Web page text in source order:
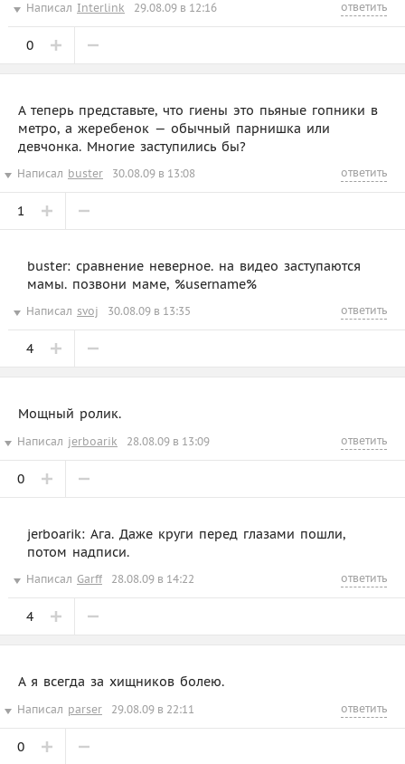
Написал Interlink 29.08.09 в 12:16 ответить
0
А теперь представьте, что гиены это пьяные гопники в
метро, а жеребенок — обычный парнишка или
девчонка. Многие заступились бы?
Написал buster 30.08.09 в 13:08 ответить
1
buster: сравнение неверное. на видео заступаются
мамы. позвони маме, %username%
Написал svoj 30.08.09 в 13:35 ответить
4
Мощный ролик.
Написал jerboarik 28.08.09 в 13:09 ответить
0
jerboarik: Ага. Даже круги перед глазами пошли,
потом надписи.
Написал Garff 28.08.09 в 14:22 ответить
4
А я всегда за хищников болею.
Написал parser 29.08.09 в 22:11 ответить
0